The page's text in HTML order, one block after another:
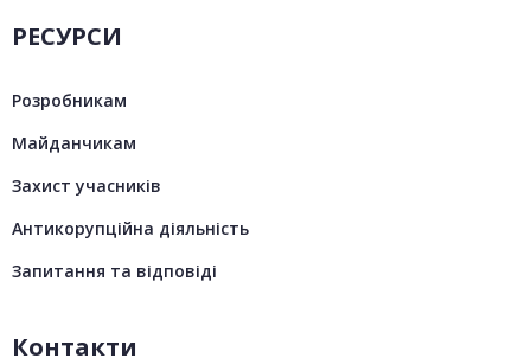
РЕСУРСИ
Розробникам
Майданчикам
Захист учасників
Антикорупційна діяльність
Запитання та відповіді
Контакти